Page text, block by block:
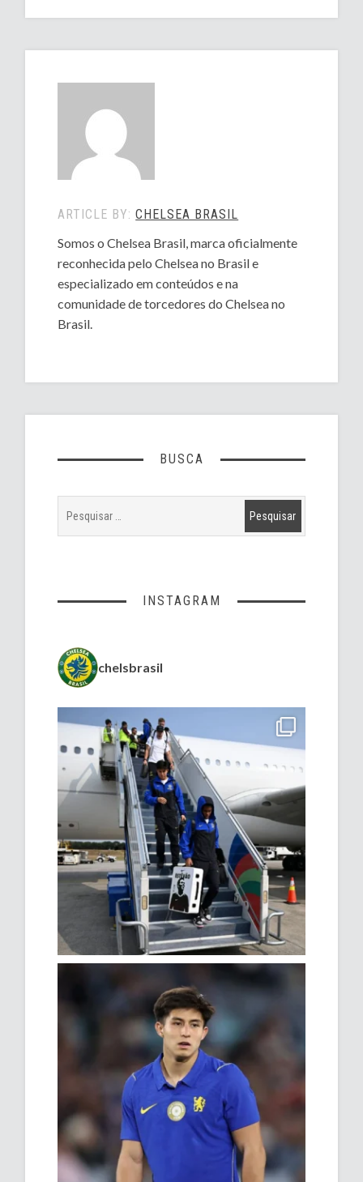
ARTICLE BY:CHELSEA BRASIL
Somos o Chelsea Brasil, marca oficialmente
reconhecida pelo Chelsea no Brasil e
especializado em conteúdos e na
comunidade de torcedores do Chelsea no
Brasil.
BUSCA
INSTAGRAM
chelsbrasil